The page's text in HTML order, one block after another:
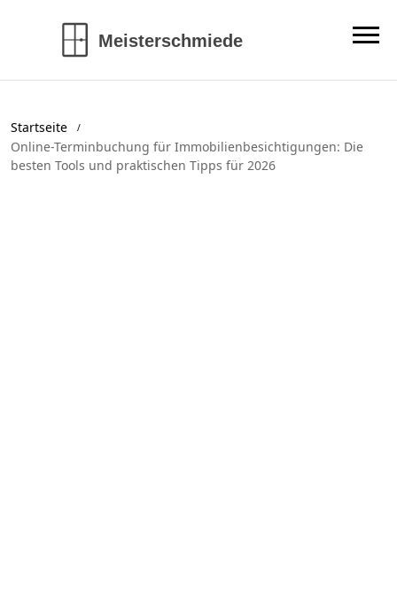
Startseite
Online-Terminbuchung für Immobilienbesichtigungen: Die
besten Tools und praktischen Tipps für 2026